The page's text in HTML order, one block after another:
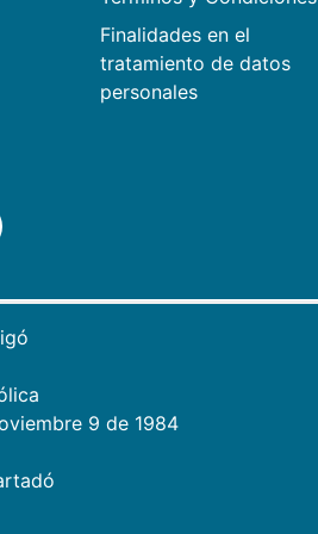
Finalidades en el
tratamiento de datos
personales
9 de 1984